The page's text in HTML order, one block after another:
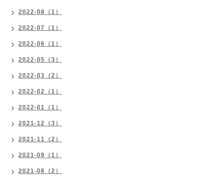
2022-08（1）
2022-07（1）
2022-06（1）
2022-05（3）
2022-03（2）
2022-02（1）
2022-01（1）
2021-12（3）
2021-11（2）
2021-09（1）
2021-08（2）